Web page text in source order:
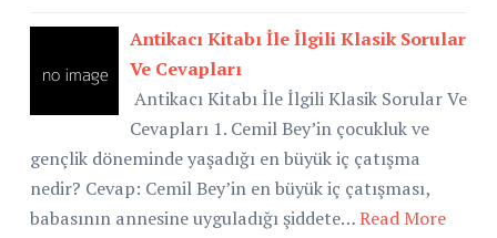
Antikacı Kitabı İle İlgili Klasik Sorular
Ve Cevapları
Antikacı Kitabı İle İlgili Klasik Sorular Ve
Cevapları 1. Cemil Bey’in çocukluk ve
gençlik döneminde yaşadığı en büyük iç çatışma
nedir? Cevap: Cemil Bey’in en büyük iç çatışması,
babasının annesine uyguladığı şiddete…Read More